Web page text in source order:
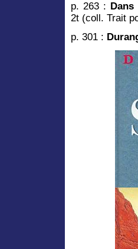
p. 263 : Dans
2t (coll. Trait
p. 301 :